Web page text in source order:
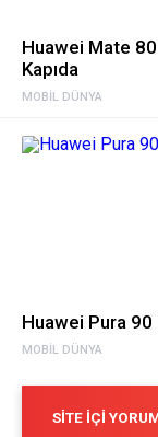
MOBIL DÜNYA
Huawei Mate
Kapıda
MOBIL DÜNYA
Huawei Pura 90
SITE İÇI